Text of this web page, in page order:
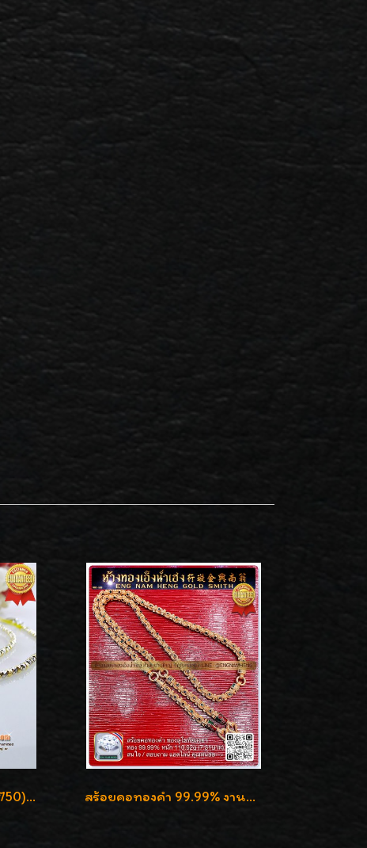
สร้อยคอทองอิตาลี 18K (750) ลายสวยตัดเหลี่ยมคมชัด ใส่สวยน่ารักค่ะ สร้อยคอทองคำ 99.99% งานลงยาสุโขทัยแท้ งานช่างทองโบราณ หรูหรา น่าสะสมค่ะ